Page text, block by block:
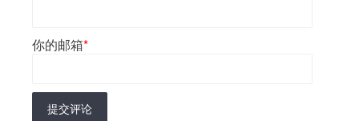
你的邮箱*
提交评论